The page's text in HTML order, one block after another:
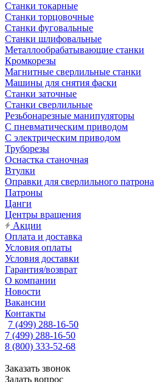
Станки токарные
Станки торцовочные
Станки фуговальные
Станки шлифовальные
Металлообрабатывающие станки
Кромкорезы
Магнитные сверлильные станки
Машины для снятия фаски
Станки заточные
Станки сверлильные
Резьбонарезные манипуляторы
С пневматическим приводом
С электрическим приводом
Труборезы
Оснастка станочная
Втулки
Оправки для сверлильного патрона
Патроны
Цанги
Центры вращения
Акции
Оплата и доставка
Условия оплаты
Условия доставки
Гарантия/возврат
О компании
Новости
Вакансии
Контакты
7 (499) 288-16-50
7 (499) 288-16-50
8 (800) 333-52-68
Заказать звонок
Задать вопрос